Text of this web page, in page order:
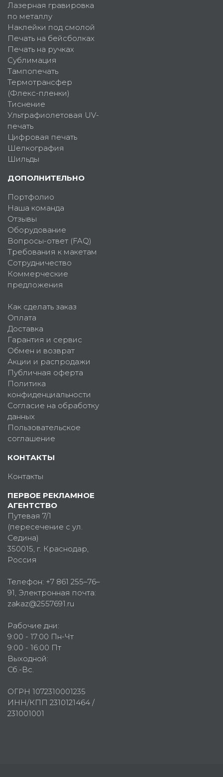
Лазерная гравировка
по металлу
Наклейки под смолой
Печать на бейсболках
Печать на ручках
Сублимация
Тампопечать
Термотрансфер
(Флекс-пленки)
Тиснение
Ультрафиолетовая UV-
печать
Цифровая печать
Шелкография
Шильды
ДОПОЛНИТЕЛЬНО
Портфолио
Наша команда
Отзывы
Оборудование
Вопросы-ответ (FAQ)
Требования к макетам
Сотрудничество
Коммерческие
предложения
Как сделать заказ
Оплата
Доставка
Гарантия и сервис
Обмен и возврат
Акции и распродажи
Публичная оферта
Политика
конфиденциальности
Согласие на обработку
данных
Пользовательское
соглашение
КОНТАКТЫ
Контакты
ПЕРВОЕ РЕКЛАМНОЕ
АГЕНТСТВО
Путевая 7/1
(пересечение с ул.
Седина)
350015, г. Краснодар,
Россия
Телефон: +7 861 255–76–
91, Электронная почта:
zakaz@2557691.ru
Рабочие дни:
9:00 - 17:00 Пн-Чт
9:00 - 16:00 Пт
Выходной:
Сб.-Вс.
ОГРН 1072310001235
ИНН/КПП 2310121464 /
231001001